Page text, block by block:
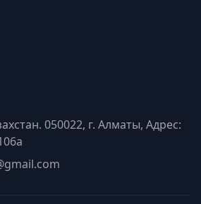
050022, г. Алматы, Адрес: